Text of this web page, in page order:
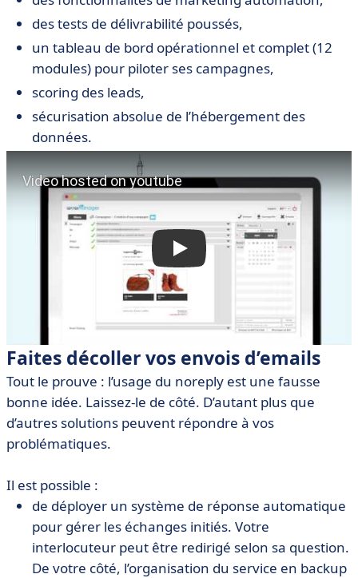
des tests de délivrabilité poussés,
un tableau de bord opérationnel et complet (12
modules) pour piloter ses campagnes,
scoring des leads,
sécurisation absolue de l’hébergement des
données.
Faites décoller vos envois d’emails
Tout le prouve : l’usage du noreply est une fausse
bonne idée. Laissez-le de côté. D’autant plus que
d’autres solutions peuvent répondre à vos
problématiques.
Il est possible :
de déployer un système de réponse automatique
pour gérer les échanges initiés. Votre
interlocuteur peut être redirigé selon sa question.
De votre côté, l’organisation du service en backup